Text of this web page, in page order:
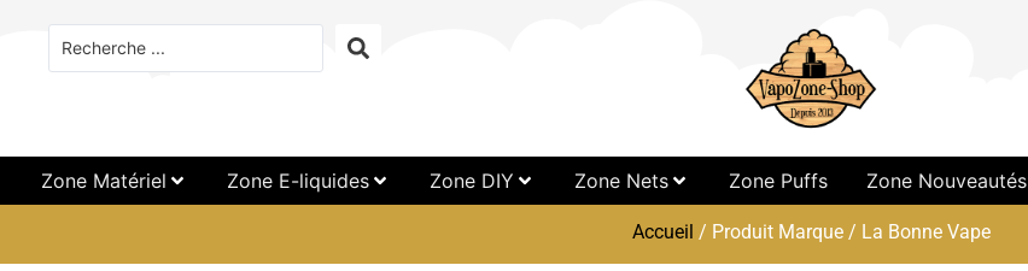
Zone Matériel Zone E-liquides Zone DIY Zone Nets Zone Puffs Zone Nouveautés
Accueil / Produit Marque / La Bonne Vape